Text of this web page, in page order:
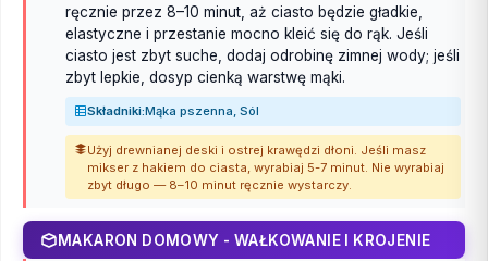
ręcznie przez 8–10 minut, aż ciasto będzie gładkie,
elastyczne i przestanie mocno kleić się do rąk. Jeśli
ciasto jest zbyt suche, dodaj odrobinę zimnej wody; jeśli
zbyt lepkie, dosyp cienką warstwę mąki.
Składniki:Mąka pszenna, Sól
Użyj drewnianej deski i ostrej krawędzi dłoni. Jeśli masz
mikser z hakiem do ciasta, wyrabiaj 5-7 minut. Nie wyrabiaj
zbyt długo — 8–10 minut ręcznie wystarczy.
MAKARON DOMOWY - WAŁKOWANIE I KROJENIE